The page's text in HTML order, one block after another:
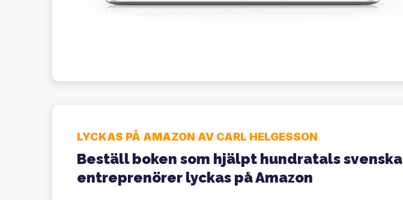
LYCKAS PÅ AMAZON AV CARL HELGESSON
Beställ boken som hjälpt hundratals svenska
entreprenörer lyckas på Amazon